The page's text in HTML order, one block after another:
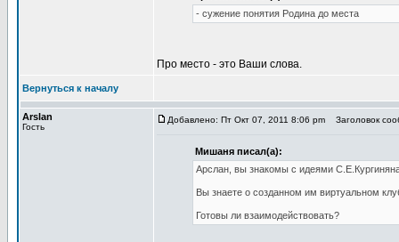
- сужение понятия Родина до места
Про место - это Ваши слова.
Вернуться к началу
Arslan
Гость
Добавлено: Пт Окт 07, 2011 8:06 pm Заголовок
Мишаня писал(а):
Арслан, вы знакомы с идеями
Вы знаете о созданном им виртуальном
Готовы ли взаимодействовать?